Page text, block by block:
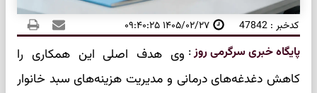
کدخبر : 47842 ۱۴۰۵/۰۲/۲۷ ۰۹:۴۰:۲۵
پایگاه خبری سرگرمی روز: وی هدف اصلی این همکاری را
کاهش دغدغه‌های درمانی و مدیریت هزینه‌های سبد خانوار